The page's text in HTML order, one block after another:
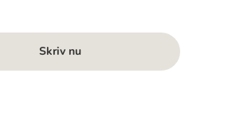
Skriv nu